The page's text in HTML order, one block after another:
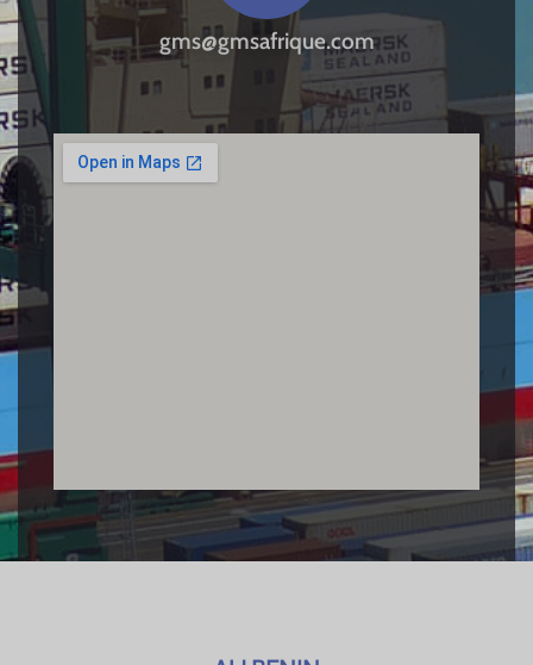
gms@gmsafrique.com